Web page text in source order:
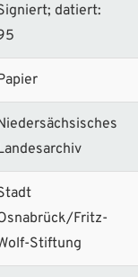
datiert:
Fritz-
Stiftung